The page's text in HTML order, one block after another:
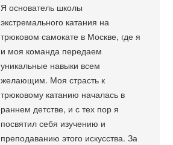
Я основатель школы
экстремального катания на
трюковом самокате в Москве, где я
и моя команда передаем
уникальные навыки всем
желающим. Моя страсть к
трюковому катанию началась в
раннем детстве, и с тех пор я
посвятил себя изучению и
преподаванию этого искусства. За